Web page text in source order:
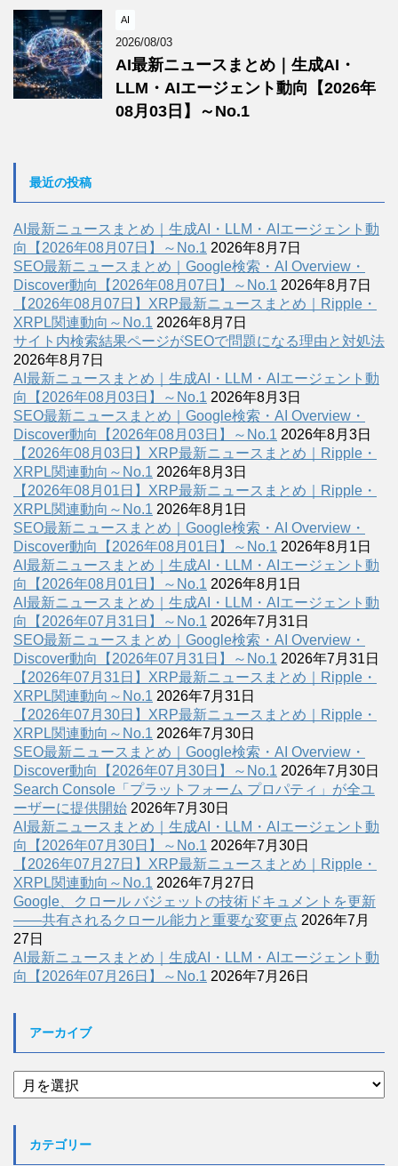
AI
2026/08/03
AI最新ニュースまとめ｜生成AI・
LLM・AIエージェント動向【2026年
08月03日】～No.1
最近の投稿
AI最新ニュースまとめ｜生成AI・LLM・AIエージェント動
向【2026年08月07日】～No.1 2026年8月7日
SEO最新ニュースまとめ｜Google検索・AI Overview・
Discover動向【2026年08月07日】～No.1 2026年8月7日
【2026年08月07日】XRP最新ニュースまとめ｜Ripple・
XRPL関連動向～No.1 2026年8月7日
サイト内検索結果ページがSEOで問題になる理由と対処法
2026年8月7日
AI最新ニュースまとめ｜生成AI・LLM・AIエージェント動
向【2026年08月03日】～No.1 2026年8月3日
SEO最新ニュースまとめ｜Google検索・AI Overview・
Discover動向【2026年08月03日】～No.1 2026年8月3日
【2026年08月03日】XRP最新ニュースまとめ｜Ripple・
XRPL関連動向～No.1 2026年8月3日
【2026年08月01日】XRP最新ニュースまとめ｜Ripple・
XRPL関連動向～No.1 2026年8月1日
SEO最新ニュースまとめ｜Google検索・AI Overview・
Discover動向【2026年08月01日】～No.1 2026年8月1日
AI最新ニュースまとめ｜生成AI・LLM・AIエージェント動
向【2026年08月01日】～No.1 2026年8月1日
AI最新ニュースまとめ｜生成AI・LLM・AIエージェント動
向【2026年07月31日】～No.1 2026年7月31日
SEO最新ニュースまとめ｜Google検索・AI Overview・
Discover動向【2026年07月31日】～No.1 2026年7月31日
【2026年07月31日】XRP最新ニュースまとめ｜Ripple・
XRPL関連動向～No.1 2026年7月31日
【2026年07月30日】XRP最新ニュースまとめ｜Ripple・
XRPL関連動向～No.1 2026年7月30日
SEO最新ニュースまとめ｜Google検索・AI Overview・
Discover動向【2026年07月30日】～No.1 2026年7月30日
Search Console「プラットフォーム プロパティ」が全ユ
ーザーに提供開始 2026年7月30日
AI最新ニュースまとめ｜生成AI・LLM・AIエージェント動
向【2026年07月30日】～No.1 2026年7月30日
【2026年07月27日】XRP最新ニュースまとめ｜Ripple・
XRPL関連動向～No.1 2026年7月27日
Google、クロール バジェットの技術ドキュメントを更新
――共有されるクロール能力と重要な変更点 2026年7月
27日
AI最新ニュースまとめ｜生成AI・LLM・AIエージェント動
向【2026年07月26日】～No.1 2026年7月26日
アーカイブ
ア
ー
カテゴリー